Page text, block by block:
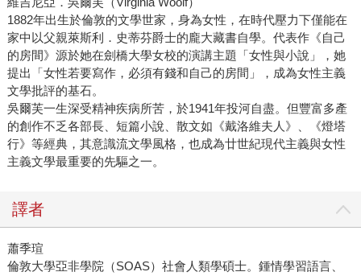
1882年出生於倫敦的文學世家，身為女性，在時代壓力下僅能在
家中以父親萊斯利．史蒂芬爵士的龐大藏書自學。代表作《自己
的房間》源於她在劍橋大學女校的演講主題「女性與小說」，她
提出「女性若要寫作，必須有錢和自己的房間」，成為女性主義
文學批評的基石。
吳爾芙一生深受精神疾病所苦，於1941年投河自盡。但豐富多產
的創作不乏各部長、短篇小說、散文如《戴洛維夫人》、《燈塔
行》等經典，其意識流文學風格，也成為廿世紀現代主義與女性
主義文學最重要的先驅之一。
譯者
蕭季瑄
倫敦大學亞非學院（SOAS）社會人類學碩士。鍾情學習語言、